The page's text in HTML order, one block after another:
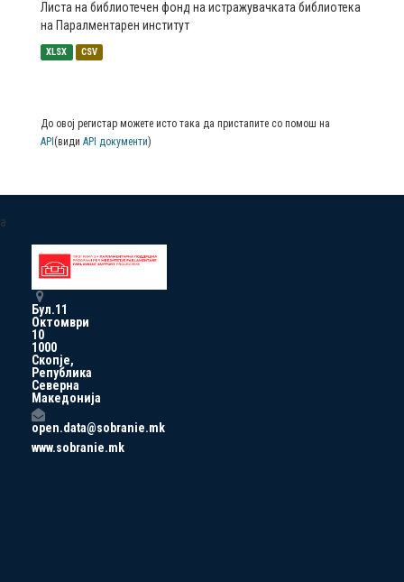
Листа на библиотечен фонд на истражувачката библиотека
на Паралментарен институт
XLSX CSV
До овој регистар можете исто така да пристапите со помош на
API (види API документи)
a
Бул.11
Октомври
10
1000
Скопје,
Република
Северна
Македонија
open.data@sobranie.mk
www.sobranie.mk